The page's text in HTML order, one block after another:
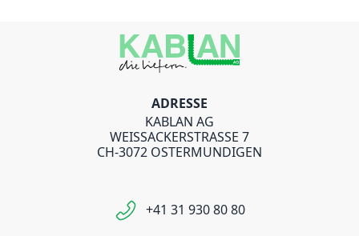
ADRESSE
KABLAN AG
WEISSACKERSTRASSE 7
CH-3072 OSTERMUNDIGEN
+41 31 930 80 80